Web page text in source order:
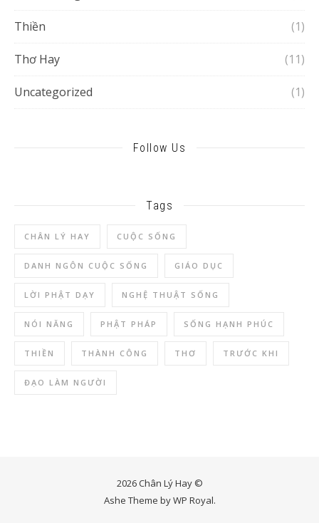
Thiền (1)
Thơ Hay (11)
Uncategorized (1)
Follow Us
Tags
CHÂN LÝ HAY CUỘC SỐNG
DANH NGÔN CUỘC SỐNG GIÁO DỤC
LỜI PHẬT DẠY NGHỆ THUẬT SỐNG
NÓI NĂNG PHẬT PHÁP SỐNG HẠNH PHÚC
THIỀN THÀNH CÔNG THƠ TRƯỚC KHI
ĐẠO LÀM NGƯỜI
2026 Chân Lý Hay ©
Ashe Theme byWP Royal.